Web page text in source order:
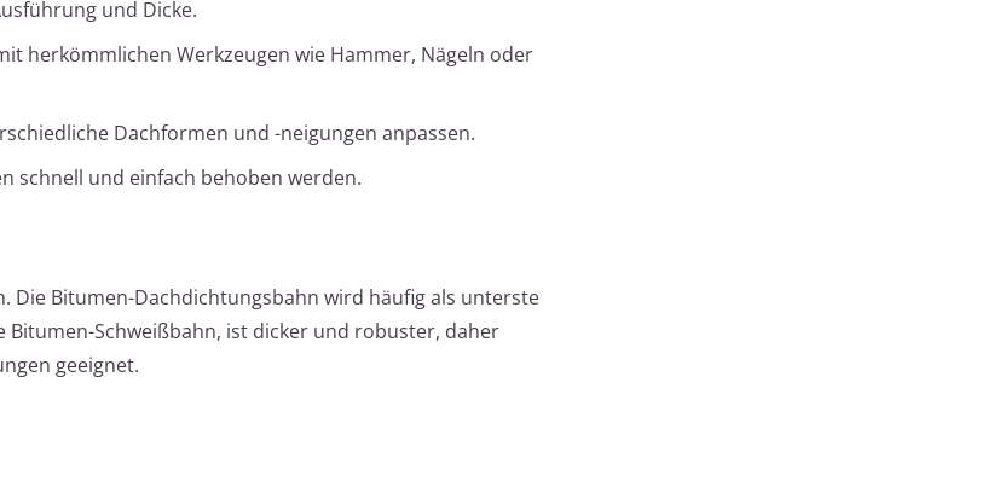
und Dicke.
herkömmlichen Werkzeugen wie Hammer, Nägeln oder
Dachformen und -neigungen anpassen.
schnell und einfach behoben werden.
Die Bitumen-Dachdichtungsbahn wird häufig als unterste
Schweißbahn, ist dicker und robuster, daher
geeignet.